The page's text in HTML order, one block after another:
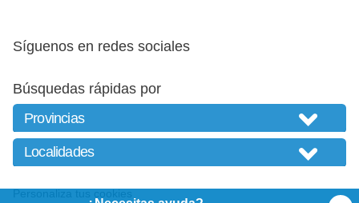
Síguenos en redes sociales
Búsquedas rápidas por
Personaliza tus cookies